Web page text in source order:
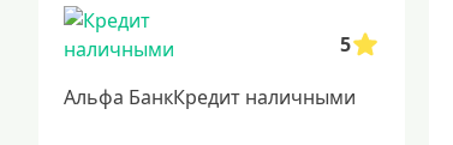
5
Альфа БанкКредит наличными